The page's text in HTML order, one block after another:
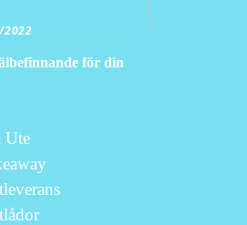
för din
Ute